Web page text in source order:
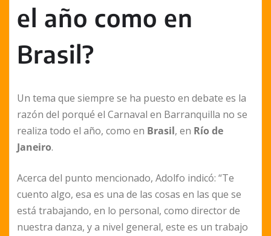
el año como en
Brasil?
Un tema que siempre se ha puesto en debate es la
razón del porqué el Carnaval en Barranquilla no se
realiza todo el año, como en Brasil, en Río de
Janeiro.
Acerca del punto mencionado, Adolfo indicó: “Te
cuento algo, esa es una de las cosas en las que se
está trabajando, en lo personal, como director de
nuestra danza, y a nivel general, este es un trabajo